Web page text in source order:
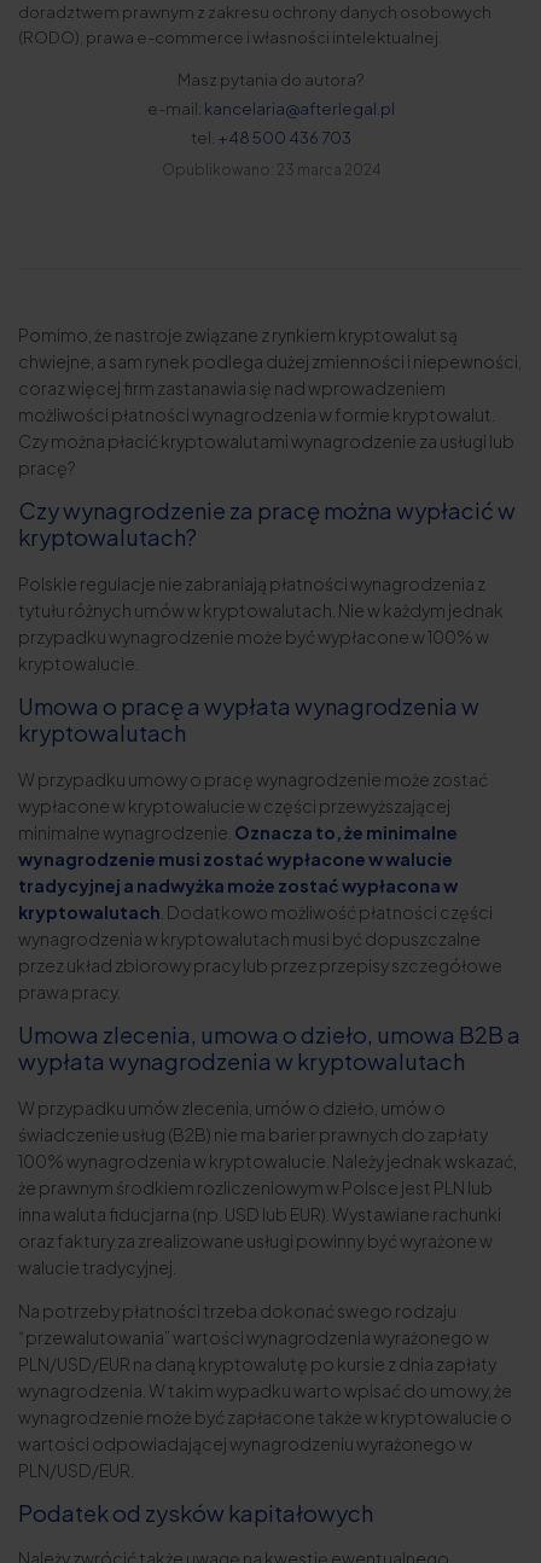
doradztwem prawnym z zakresu ochrony danych osobowych
(RODO), prawa e-commerce i własności intelektualnej.
Masz pytania do autora?
e-mail: kancelaria@afterlegal.pl
tel. +48 500 436 703
Opublikowano: 23 marca 2024
Pomimo, że nastroje związane z rynkiem kryptowalut są
chwiejne, a sam rynek podlega dużej zmienności i niepewności,
coraz więcej firm zastanawia się nad wprowadzeniem
możliwości płatności wynagrodzenia w formie kryptowalut.
Czy można płacić kryptowalutami wynagrodzenie za usługi lub
pracę?
Czy wynagrodzenie za pracę można wypłacić w
kryptowalutach?
Polskie regulacje nie zabraniają płatności wynagrodzenia z
tytułu różnych umów w kryptowalutach. Nie w każdym jednak
przypadku wynagrodzenie może być wypłacone w 100% w
kryptowalucie.
Umowa o pracę a wypłata wynagrodzenia w
kryptowalutach
W przypadku umowy o pracę wynagrodzenie może zostać
wypłacone w kryptowalucie w części przewyższającej
minimalne wynagrodzenie. Oznacza to, że minimalne
wynagrodzenie musi zostać wypłacone w walucie
tradycyjnej a nadwyżka może zostać wypłacona w
kryptowalutach . Dodatkowo możliwość płatności części
wynagrodzenia w kryptowalutach musi być dopuszczalne
przez układ zbiorowy pracy lub przez przepisy szczegółowe
prawa pracy.
Umowa zlecenia, umowa o dzieło, umowa B2B a
wypłata wynagrodzenia w kryptowalutach
W przypadku umów zlecenia, umów o dzieło, umów o
świadczenie usług (B2B) nie ma barier prawnych do zapłaty
100% wynagrodzenia w kryptowalucie. Należy jednak wskazać,
że prawnym środkiem rozliczeniowym w Polsce jest PLN lub
inna waluta fiducjarna (np. USD lub EUR). Wystawiane rachunki
oraz faktury za zrealizowane usługi powinny być wyrażone w
walucie tradycyjnej.
Na potrzeby płatności trzeba dokonać swego rodzaju
“przewalutowania” wartości wynagrodzenia wyrażonego w
PLN/USD/EUR na daną kryptowalutę po kursie z dnia zapłaty
wynagrodzenia. W takim wypadku warto wpisać do umowy, że
wynagrodzenie może być zapłacone także w kryptowalucie o
wartości odpowiadającej wynagrodzeniu wyrażonego w
PLN/USD/EUR.
Podatek od zysków kapitałowych
Należy zwrócić także uwagę na kwestię ewentualnego